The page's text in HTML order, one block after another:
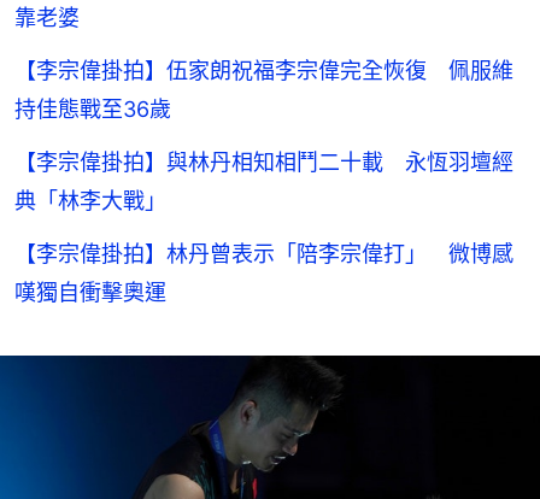
靠老婆
【李宗偉掛拍】伍家朗祝福李宗偉完全恢復 佩服維
持佳態戰至36歲
【李宗偉掛拍】與林丹相知相鬥二十載 永恆羽壇經
典「林李大戰」
【李宗偉掛拍】林丹曾表示「陪李宗偉打」 微博感
嘆獨自衝擊奧運